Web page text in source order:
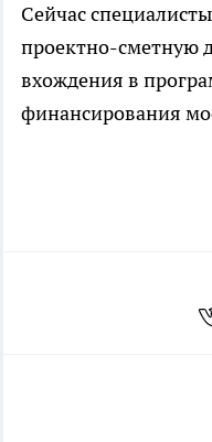
Сейчас
проектно-сметную
вхождения в
финансирования